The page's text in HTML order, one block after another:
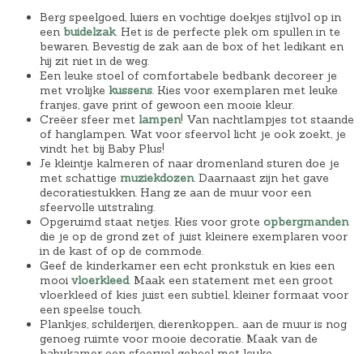
Berg speelgoed, luiers en vochtige doekjes stijlvol op in
een buidelzak. Het is de perfecte plek om spullen in te
bewaren. Bevestig de zak aan de box of het ledikant en
hij zit niet in de weg.
Een leuke stoel of comfortabele bedbank decoreer je
met vrolijke kussens. Kies voor exemplaren met leuke
franjes, gave print of gewoon een mooie kleur.
Creëer sfeer met lampen! Van nachtlampjes tot staande
of hanglampen. Wat voor sfeervol licht je ook zoekt, je
vindt het bij Baby Plus!
Je kleintje kalmeren of naar dromenland sturen doe je
met schattige muziekdozen. Daarnaast zijn het gave
decoratiestukken. Hang ze aan de muur voor een
sfeervolle uitstraling.
Opgeruimd staat netjes. Kies voor grote opbergmanden
die je op de grond zet of juist kleinere exemplaren voor
in de kast of op de commode.
Geef de kinderkamer een echt pronkstuk en kies een
mooi vloerkleed. Maak een statement met een groot
vloerkleed of kies juist een subtiel, kleiner formaat voor
een speelse touch.
Plankjes, schilderijen, dierenkoppen… aan de muur is nog
genoeg ruimte voor mooie decoratie. Maak van de